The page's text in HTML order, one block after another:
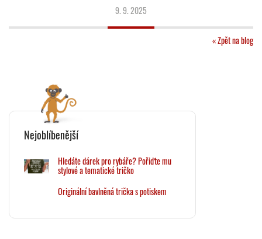
9. 9. 2025
« Zpět na blog
Nejoblíbenější
Hledáte dárek pro rybáře? Pořiďte mu
stylové a tematické tričko
Originální bavlněná trička s potiskem